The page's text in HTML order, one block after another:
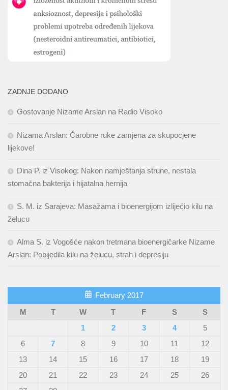
ZADNJE DODANO
Gostovanje Nizame Arslan na Radio Visoko
Nizama Arslan: Čarobne ruke zamjena za skupocjene
lijekove!
Dina P. iz Visokog: Nakon namještanja strune, nestala
stomačna bakterija i hijatalna hernija
S. M. iz Sarajeva: Masažama i bioenergijom izliječio kilu na
želucu
Alma S. iz Vogošće nakon tretmana bioenergičarke Nizame
Arslan: Pobijedila kilu na želucu, strah i depresiju
February 2017
M
T W T F S
S
1
2 3 4
5
6
7 8 9 10 11
12
13
14 15 16 17 18
19
20
21 22 23 24 25
26